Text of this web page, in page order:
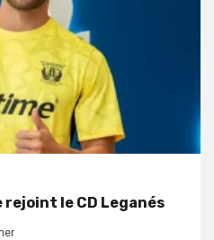
rejoint le CD Leganés